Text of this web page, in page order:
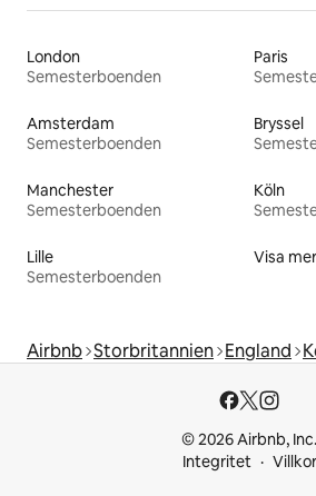
London
Semesterboenden
Paris
Amsterdam
Semesterboenden
Bryssel
Manchester
Semesterboenden
Köln
Lille
Semesterboenden
Visa mer
Airbnb Storbritannien England
© 2026 Airbnb, Inc.
Integritet
Villkor